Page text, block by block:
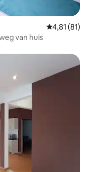
Gemiddelde
4,81 (81)
van huis